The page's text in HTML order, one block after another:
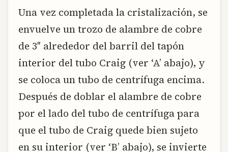
Una vez completada la cristalización, se
envuelve un trozo de alambre de cobre
de 3″ alrededor del barril del tapón
interior del tubo Craig (ver ‘A’ abajo), y
se coloca un tubo de centrífuga encima.
Después de doblar el alambre de cobre
por el lado del tubo de centrífuga para
que el tubo de Craig quede bien sujeto
en su interior (ver ‘B’ abajo), se invierte